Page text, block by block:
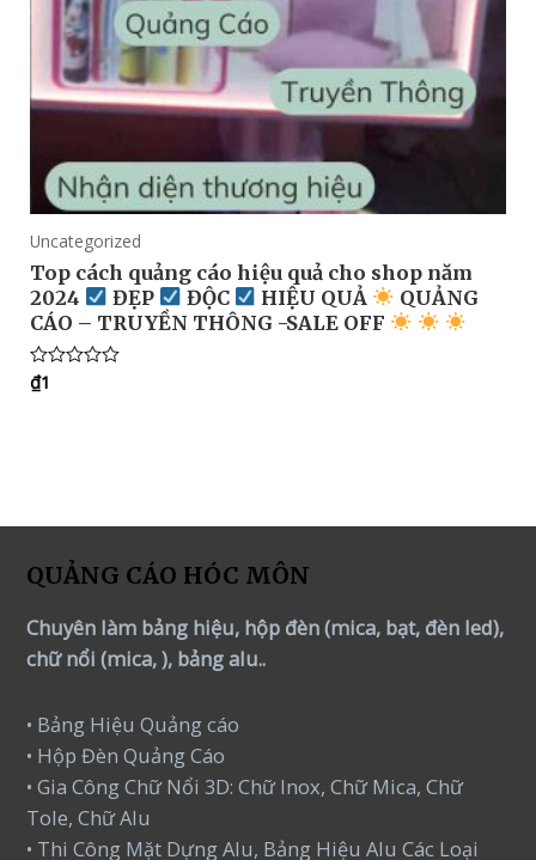
Uncategorized
Top cách quảng cáo hiệu quả cho shop năm
2024
ĐẸP ĐỘC HIỆU QUẢ
QUẢNG
CÁO – TRUYỀN THÔNG -SALE OFF
Rated
0
₫1
QUẢNG CÁO HÓC MÔN
Chuyên làm bảng hiệu, hộp đèn (mica, bạt, đèn led),
chữ nổi (mica, ), bảng alu..
• Bảng Hiệu Quảng cáo
• Hộp Đèn Quảng Cáo
• Gia Công Chữ Nổi 3D: Chữ Inox, Chữ Mica, Chữ
Tole, Chữ Alu
• Thi Công Mặt Dựng Alu, Bảng Hiệu Alu Các Loại